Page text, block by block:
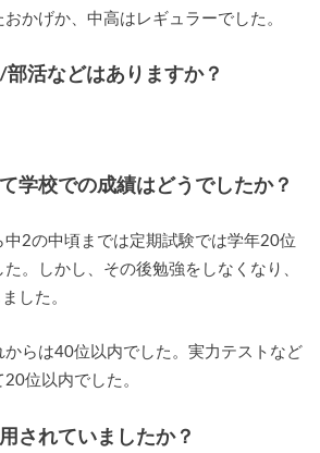
かげか、中高はレギュラーでした。
活などはありますか？
学校での成績はどうでしたか？
2の中頃までは定期試験では学年20位
。しかし、その後勉強をしなくなり、
した。
からは40位以内でした。実力テストなど
位以内でした。
されていましたか？